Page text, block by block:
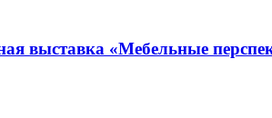
выставка «Мебельные